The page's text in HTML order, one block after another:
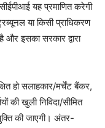
यह प्रमाणित करेगी
या किसी प्राधिकरण
और इसका सरकार द्वारा
हो सलाहकार/मर्चेंट बैंकर,
की खुली निविदा/सीमित
की जाएगी। अंतर-